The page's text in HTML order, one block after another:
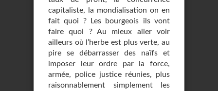
capitaliste, la mondialisation on en
fait quoi ? Les bourgeois ils vont
faire quoi ? Au mieux aller voir
ailleurs où l’herbe est plus verte, au
pire se débarrasser des naïfs et
imposer leur ordre par la force,
armée, police justice réunies, plus
raisonnablement simplement les